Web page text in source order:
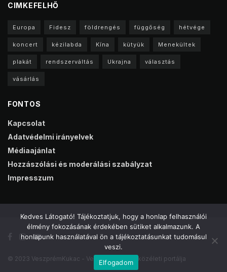
CIMKEFELHŐ
Europa Fidesz földrengés függőség hétvége
koncert kézilabda Kína kütyük Menekültek
plakát rendszerváltás Ukrajna választás
vásárlás
FONTOS
Kapcsolat
Adatvédelmi irányelvek
Médiaajánlat
Hozzászólási és moderálási szabályzat
Impresszum
© 2023 VeszprémKukac - Veszprém online közéleti portálja
Kedves Látogató! Tájékoztatjuk, hogy a honlap felhasználói
élmény fokozásának érdekében sütiket alkalmazunk. A
honlapunk használatával ön a tájékoztatásunkat tudomásul
veszi.
Elfogadom